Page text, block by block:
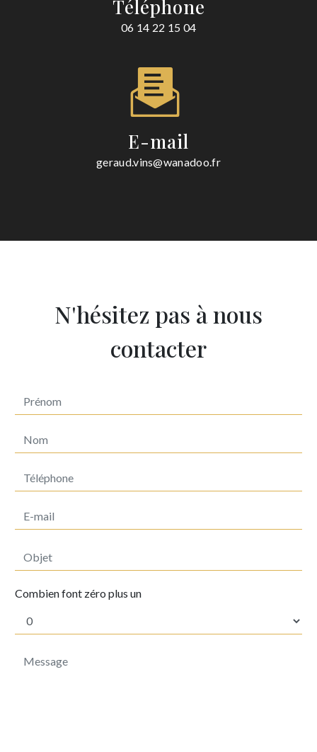
Téléphone
06 14 22 15 04
E-mail
geraud.vins@wanadoo.fr
N'hésitez pas à nous
contacter
Combien font zéro plus un